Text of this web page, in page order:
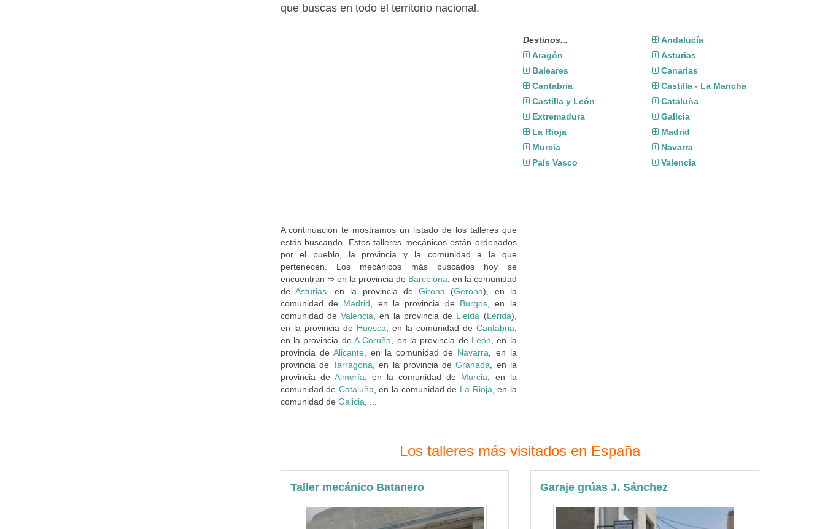
que buscas en todo el territorio nacional.
Destinos...
Andalucía
Aragón
Asturias
Baleares
Canarias
Cantabria
Castilla - La Mancha
Castilla y León
Cataluña
Extremadura
Galicia
La Rioja
Madrid
Murcia
Navarra
País Vasco
Valencia
A continuación te mostramos un listado de los talleres que
estás buscando. Estos talleres mecánicos están ordenados
por el pueblo, la provincia y la comunidad a la que
pertenecen. Los mecánicos más buscados hoy se
encuentran ⇒ en la provincia de Barcelona , en la comunidad
de Asturias, en la provincia de Girona (Gerona), en la
comunidad de Madrid , en la provincia de Burgos , en la
comunidad deValencia , en la provincia de Lleida (Lérida),
en la provincia de Huesca , en la comunidad de Cantabria
en la provincia de A Coruña , en la provincia de León , en la
provincia de Alicante, en la comunidad de Navarra , en la
provincia de Tarragona , en la provincia deGranada , en la
provincia de Almería , en la comunidad de Murcia , en la
comunidad de Cataluña , en la comunidad de La Rioja , en la
comunidad de Galicia
Los talleres más visitados en España
Taller mecánico Batanero Garaje grúas J. Sánchez